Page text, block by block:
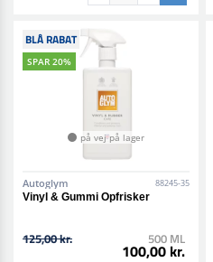
BLÅ RABAT
SPAR 20%
på vej på lager
Autoglym 88245-35
Vinyl & Gummi Opfrisker
125,00 kr. 500 ML
100,00 kr.